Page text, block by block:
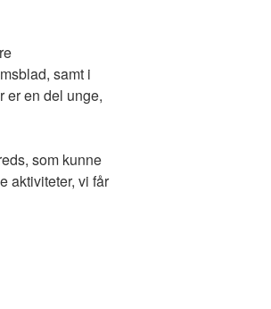
samt i
er en del unge,
som kunne
aktiviteter, vi får